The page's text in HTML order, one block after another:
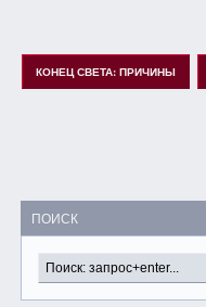
КОНЕЦ СВЕТА: ПРИЧИНЫ
ПОИСК